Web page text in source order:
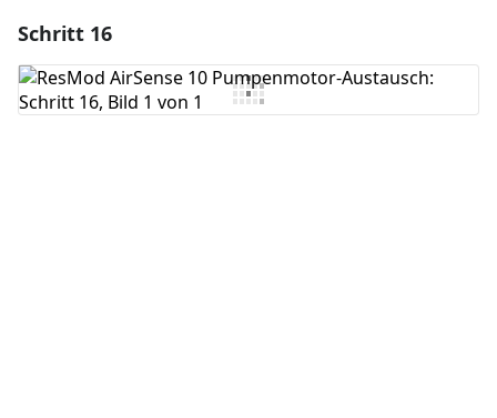
Kommentar hinzufügen
Schritt 16